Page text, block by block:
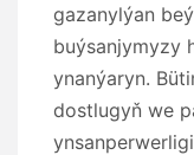
gazanylýan
buýsanjymyzy
ynanýaryn.
dostlugyň we